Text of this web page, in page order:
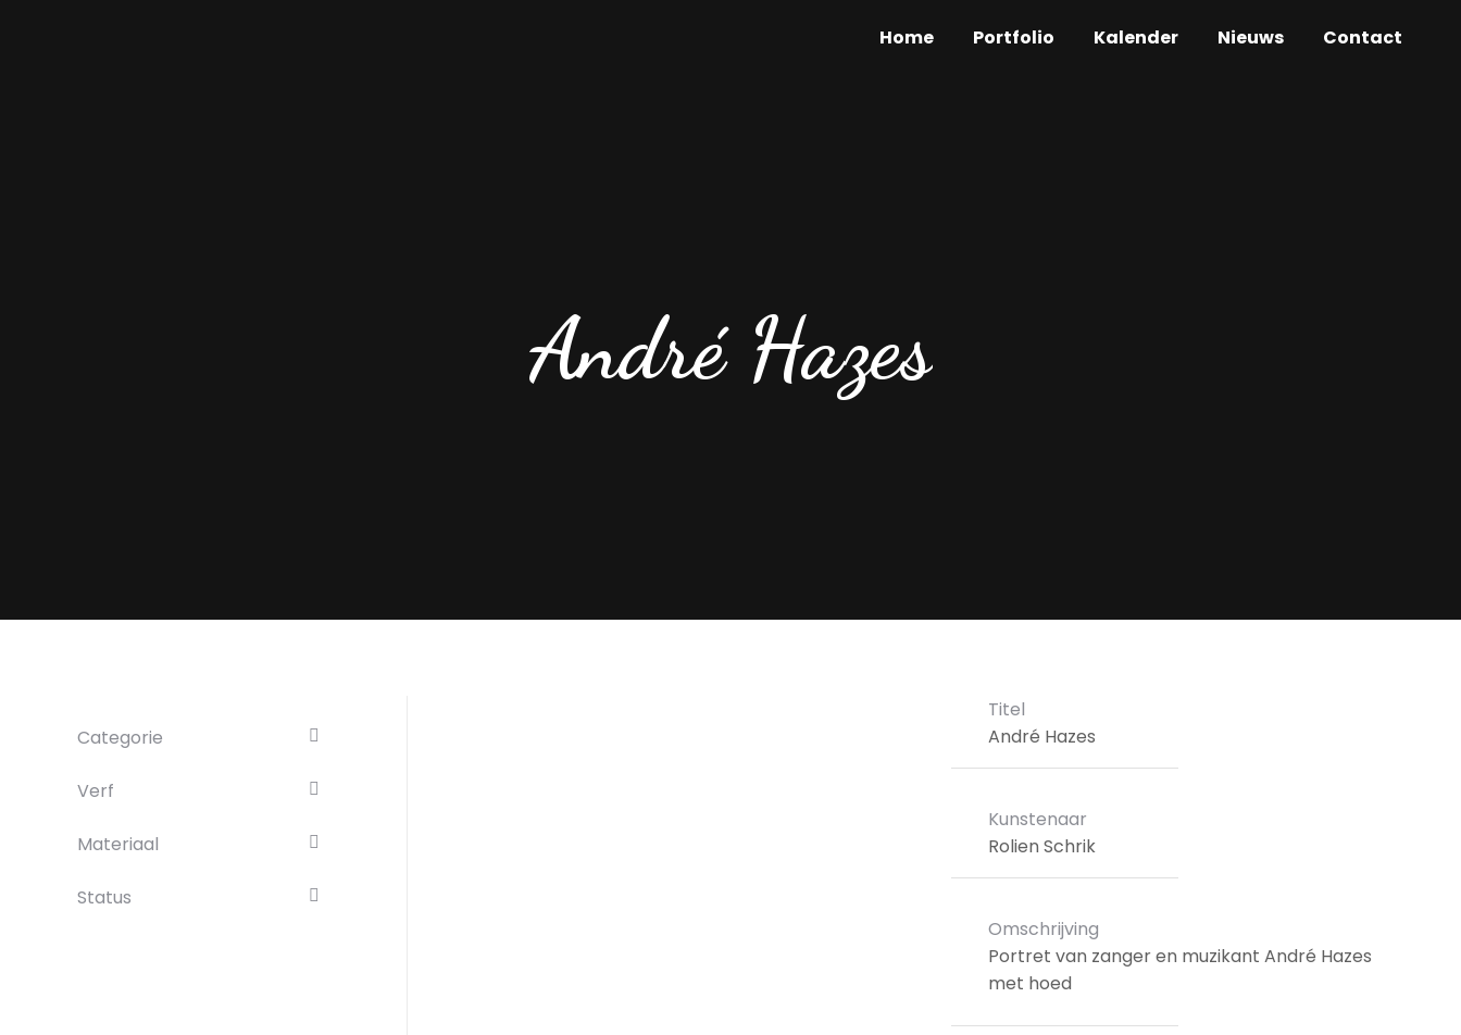
Home Portfolio Kalender Nieuws Contact
André Hazes
Titel
André Hazes
Kunstenaar
Rolien Schrik
Omschrijving
Portret van zanger en muzikant André Hazes
met hoed
Categorie
Verf
Materiaal
Status